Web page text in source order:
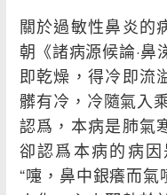
關於過敏性鼻炎的
朝《諸病源候論·鼻
即乾燥，得冷即流
髒有冷，冷隨氣入
認爲，本病是肺氣
卻認爲本病的病
“嚏，鼻中銀癢而